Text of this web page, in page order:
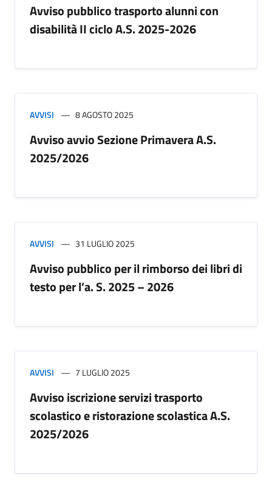
Avviso pubblico trasporto alunni con
disabilità II ciclo A.S. 2025-2026
AVVISI 8 AGOSTO 2025
Avviso avvio Sezione Primavera A.S.
2025/2026
AVVISI 31 LUGLIO 2025
Avviso pubblico per il rimborso dei libri di
testo per l’a. S. 2025 – 2026
AVVISI 7 LUGLIO 2025
Avviso iscrizione servizi trasporto
scolastico e ristorazione scolastica A.S.
2025/2026